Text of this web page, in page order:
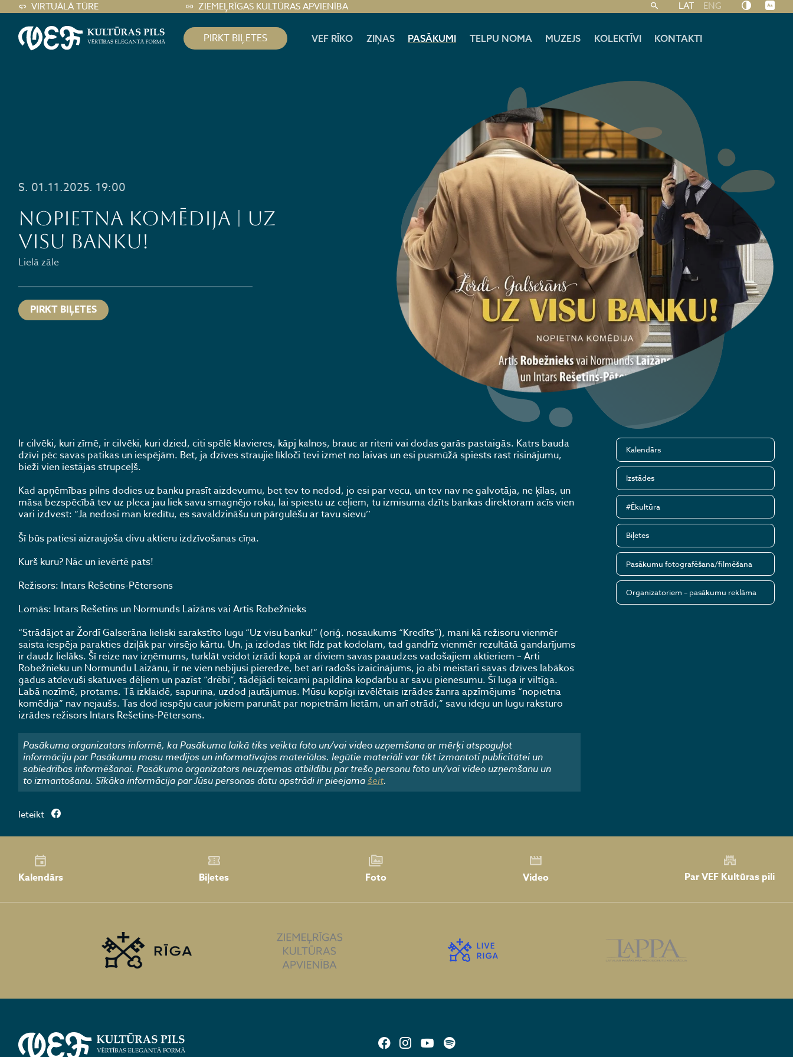
VIRTUĀLĀ TŪRE ZIEMEĻRĪGAS KULTŪRAS APVIENĪBA LAT ENG
PIRKT BIĻETES VEF RĪKO ZIŅAS PASĀKUMI TELPU NOMA MUZEJS KOLEKTĪVI KONTAKTI
S. 01.11.2025. 19:00
Nopietna komēdija | UZ
VISU BANKU!
Lielā zāle
PIRKT BIĻETES
Ir cilvēki, kuri zīmē, ir cilvēki, kuri dzied, citi spēlē klavieres, kāpj kalnos, brauc ar riteni vai dodas garās pastaigās. Katrs bauda
dzīvi pēc savas patikas un iespējām. Bet, ja dzīves straujie līkloči tevi izmet no laivas un esi pusmūžā spiests rast risinājumu,
bieži vien iestājas strupceļš.
Kad apņēmības pilns dodies uz banku prasīt aizdevumu, bet tev to nedod, jo esi par vecu, un tev nav ne galvotāja, ne ķīlas, un
māsa bezspēcībā tev uz pleca jau liek savu smagnējo roku, lai spiestu uz ceļiem, tu izmisuma dzīts bankas direktoram acīs vien
vari izdvest: “Ja nedosi man kredītu, es savaldzināšu un pārgulēšu ar tavu sievu’’
Šī būs patiesi aizraujoša divu aktieru izdzīvošanas cīņa.
Kurš kuru? Nāc un ievērtē pats!
Režisors: Intars Rešetins-Pētersons
Lomās: Intars Rešetins un Normunds Laizāns vai Artis Robežnieks
“Strādājot ar Žordī Galserāna lieliski sarakstīto lugu “Uz visu banku!” (oriģ. nosaukums “Kredīts”), mani kā režisoru vienmēr
saista iespēja parakties dziļāk par virsējo kārtu. Un, ja izdodas tikt līdz pat kodolam, tad gandrīz vienmēr rezultātā gandarījums
ir daudz lielāks. Šī reize nav izņēmums, turklāt veidot izrādi kopā ar diviem savas paaudzes vadošajiem aktieriem – Arti
Robežnieku un Normundu Laizānu, ir ne vien nebijusi pieredze, bet arī radošs izaicinājums, jo abi meistari savas dzīves labākos
gadus atdevuši skatuves dēļiem un pazīst “drēbi”, tādējādi teicami papildina kopdarbu ar savu pienesumu. Šī luga ir viltīga.
Labā nozīmē, protams. Tā izklaidē, sapurina, uzdod jautājumus. Mūsu kopīgi izvēlētais izrādes žanra apzīmējums “nopietna
komēdija” nav nejaušs. Tas dod iespēju caur jokiem parunāt par nopietnām lietām, un arī otrādi,” savu ideju un lugu raksturo
izrādes režisors Intars Rešetins-Pētersons.
Pasākuma organizators informē, ka Pasākuma laikā tiks veikta foto un/vai video uzņemšana ar mērķi atspoguļot
informāciju par Pasākumu masu medijos un informatīvajos materiālos. Iegūtie materiāli var tikt izmantoti publicitātei un
sabiedrības informēšanai. Pasākuma organizators neuzņemas atbildību par trešo personu foto un/vai video uzņemšanu un
to izmantošanu. Sīkāka informācija par Jūsu personas datu apstrādi ir pieejamašeit.
Kalendārs
Izstādes
#Ēkultūra
Biļetes
Pasākumu fotografēšana/filmēšana
Organizatoriem – pasākumu reklāma
Ieteikt
Kalendārs Biļetes Foto Video Par VEF Kultūras pili